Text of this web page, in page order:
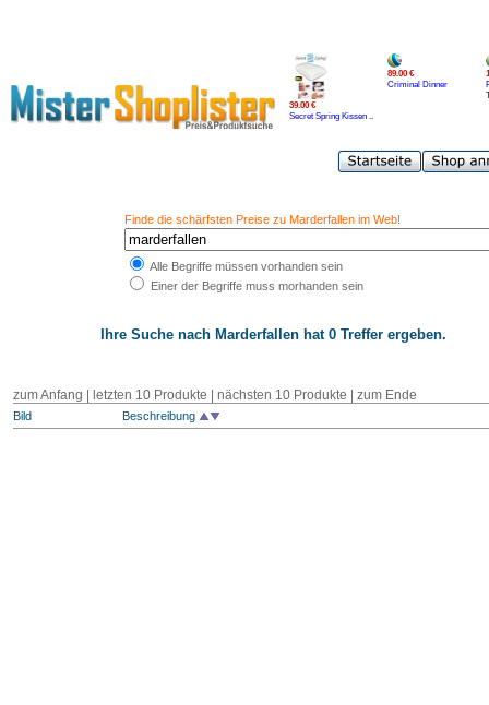
39.00 €
Secret Spring Kissen ..
89.00 €
Criminal Dinner
Finde die schärfsten Preise zu Marderfallen im Web!
Alle Begriffe müssen vorhanden sein
Einer der Begriffe muss morhanden sein
Ihre Suche nach Marderfallen hat 0 Treffer ergeben.
zum Anfang | letzten 10 Produkte | nächsten 10 Produkte | zum Ende
Bild Beschreibung